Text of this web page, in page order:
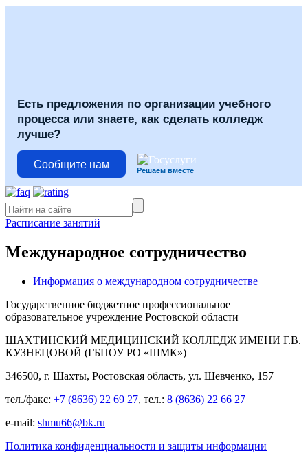
Есть предложения по организации учебного
процесса или знаете, как сделать колледж
лучше?
Сообщите нам Решаем вместе
Расписание занятий
Международное сотрудничество
Информация о международном сотрудничестве
Государственное бюджетное профессиональное
образовательное учреждение Ростовской области
ШАХТИНСКИЙ МЕДИЦИНСКИЙ КОЛЛЕДЖ ИМЕНИ Г.В.
КУЗНЕЦОВОЙ (ГБПОУ РО «ШМК»)
346500, г. Шахты, Ростовская область, ул. Шевченко, 157
тел./факс: +7 (8636) 22 69 27, тел.: 8 (8636) 22 66 27
e-mail: shmu66@bk.ru
Политика конфиденциальности и защиты информации